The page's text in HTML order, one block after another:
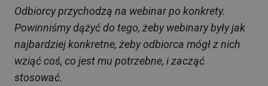
Odbiorcy przychodzą na webinar po konkrety.
Powinniśmy dążyć do tego, żeby webinary były jak
najbardziej konkretne, żeby odbiorca mógł z nich
wziąć coś, co jest mu potrzebne, i zacząć
stosować.